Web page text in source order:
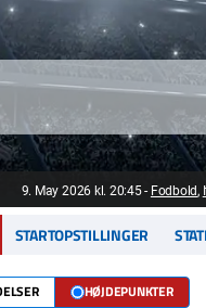
9. May 2026 kl. 20:45- Fodbold,
STARTOPSTILLINGER
HØJDEPUNKTER